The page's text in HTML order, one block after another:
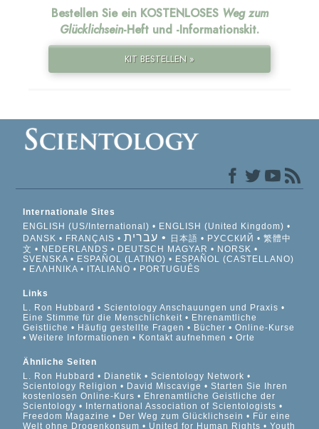
Bestellen Sie ein KOSTENLOSES Weg zum
Glücklichsein-Heft und -Informationskit.
KIT BESTELLEN »
Internationale Sites
ENGLISH (US/International)
ENGLISH (United Kingdom)
DANSK
FRANÇAIS עברית 日本語 РУССКИЙ
繁體中
文
NEDERLANDS DEUTSCH MAGYAR
NORSK
SVENSKA
ESPAÑOL (LATINO)
ESPAÑOL (CASTELLANO)
ΕΛΛΗΝΙΚA
ITALIANO PORTUGUÊS
Links
L. Ron Hubbard
Scientology Anschauungen und Praxis
Eine Stimme für die Menschlichkeit
Ehrenamtliche
Geistliche
Häufig gestellte Fragen Bücher
Online-Kurse
Weitere Informationen
Kontakt aufnehmen Orte
Ähnliche Seiten
L. Ron Hubbard
Dianetik
Scientology Network
Scientology Religion
David Miscavige
Starten Sie Ihren
kostenlosen Online-Kurs
Ehrenamtliche Geistliche der
Scientology
International Association of Scientologists
Freedom Magazine
Der Weg zum Glücklichsein
Für eine
Welt ohne Drogenkonsum
United for Human Rights Youth